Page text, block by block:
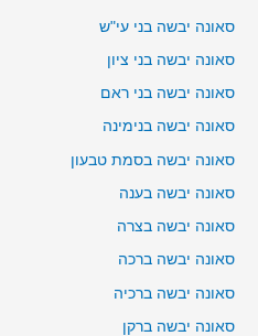
סאונה יבשה בני עי"ש
סאונה יבשה בני ציון
סאונה יבשה בני ראם
סאונה יבשה בנימינה
סאונה יבשה בסמת טבעון
סאונה יבשה בענה
סאונה יבשה בצרה
סאונה יבשה ברכה
סאונה יבשה ברכיה
סאונה יבשה ברקן